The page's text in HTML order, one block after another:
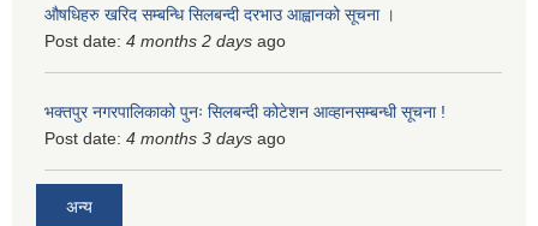
औषधिहरु खरिद सम्बन्धि सिलबन्दी दरभाउ आह्वानको सूचना ।
Post date: 4 months 2 days ago
भक्तपुर नगरपालिकाको पुनः सिलबन्दी कोटेशन आव्हानसम्बन्धी सूचना !
Post date: 4 months 3 days ago
अन्य